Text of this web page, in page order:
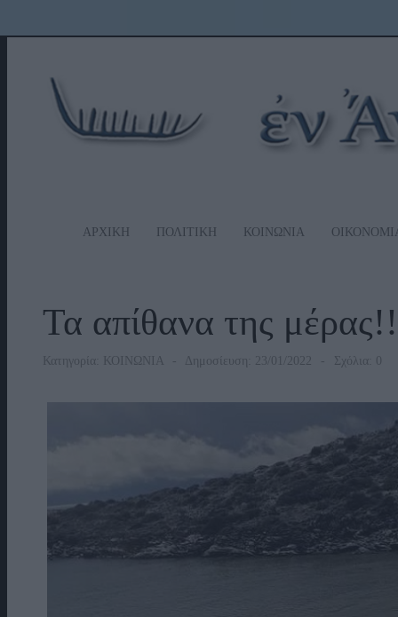
ΑΡΧΙΚΗ ΠΟΛΙΤΙΚΗ ΚΟΙΝΩΝΙΑ
Τα απίθανα της
Κατηγορία: ΚΟΙΝΩΝΙΑ Δημοσίευση: 23/01/2022 Σχόλια: 0